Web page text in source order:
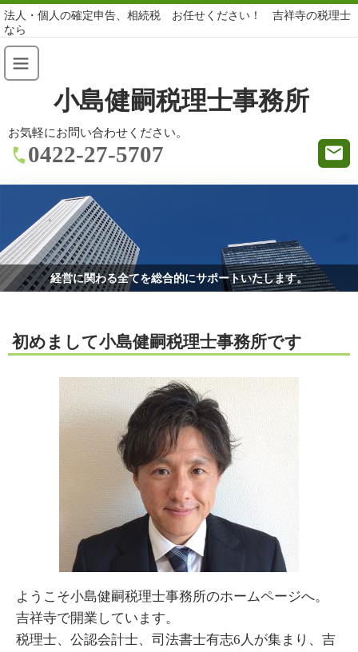
法人・個人の確定申告、相続税 お任せください！ 吉祥寺の税理士
なら
小島健嗣税理士事務所
お気軽にお問い合わせください。
0422-27-5707
経営に関わる全てを総合的にサポートいたします。
初めまして小島健嗣税理士事務所です
ようこそ小島健嗣税理士事務所のホームページへ。
吉祥寺で開業しています。
税理士、公認会計士、司法書士有志6人が集まり、吉